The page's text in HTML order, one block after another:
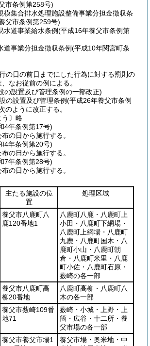
市条例第258号)
模集合排水処理施設整備事業分担金徴収条
父市条例第259号)
水道事業給水条例(平成16年養父市条例第
道事業分担金徴収条例(平成10年関宮町条
の日の前日までにした行為に対する罰則の
なお従前の例による。
の設置及び管理条例の一部改正)
の設置及び管理条例(平成26年養父市条例
のように改正する。
う〕略
4年条例第17号)
の日から施行する。
4年条例第20号)
の日から施行する。
7年条例第28号)
の日から施行する。
主たる施設の位
置
処理区域
養父市八鹿町八
鹿120番地1
八鹿町八鹿・八鹿町上
小田・八鹿町下網場・
八鹿町上網場・八鹿町
九鹿・八鹿町国木・八
鹿町小山・八鹿町朝
倉・八鹿町米里・八鹿
町小佐・八鹿町石原・
薮崎の各一部
養父市八鹿町高
柳20番地
八鹿町高柳・八鹿町八
木の各一部
養父市薮崎109番
地71
薮崎・小城・上野・上
箇・広谷・十二所・養
父市場の各一部
養父市養父市場1
養父市場・奥米地・中